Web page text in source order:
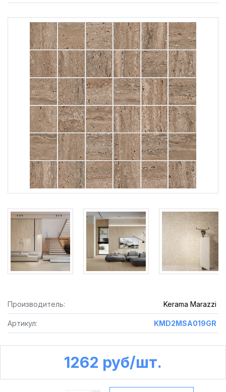
Производитель: Kerama Marazzi
Артикул: KMD2MSA019GR
1262 руб /шт.